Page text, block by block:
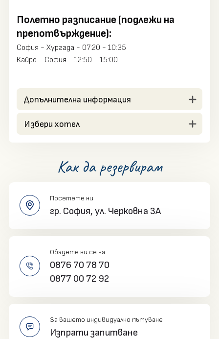
Полетно разписание (подлежи на
препотвърждение):
София - Хургада - 07:20 - 10:35
Кайро - София - 12:50 - 15:00
Допълнителна информация
Избери хотел
Как да резервирам
Посетете ни
гр. София, ул. Черковна 3A
Обадете ни се на
0876 70 78 70
0877 00 72 92
За вашето индивидуално пътуване
Изпрати запитване